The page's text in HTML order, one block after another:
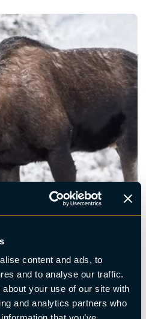
content and ads, to
and to analyse our traffic.
your use of our site with
and analytics partners who